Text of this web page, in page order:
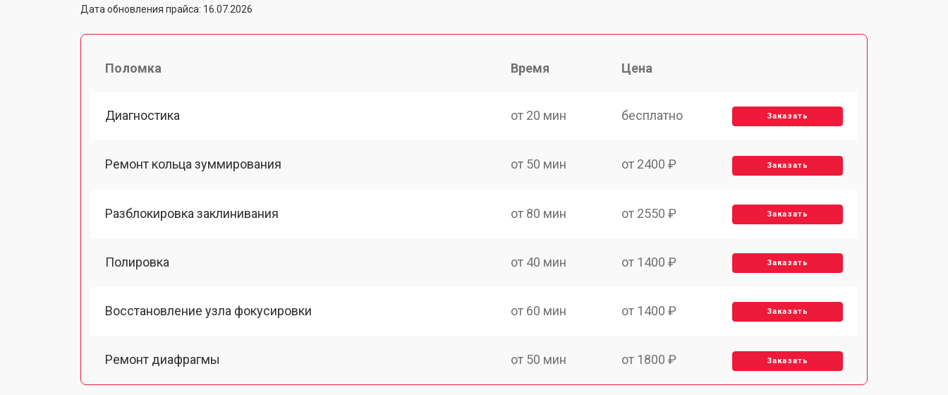
Дата обновления прайса: 16.07.2026
Поломка Время Цена
Диагностика от 20 мин бесплатно Заказать
Ремонт кольца зуммирования от 50 мин от 2400 ₽ Заказать
Разблокировка заклинивания от 80 мин от 2550 ₽ Заказать
Полировка от 40 мин от 1400 ₽ Заказать
Восстановление узла фокусировки от 60 мин от 1400 ₽ Заказать
Ремонт диафрагмы от 50 мин от 1800 ₽ Заказать